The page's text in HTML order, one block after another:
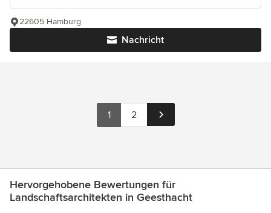
Nachricht
22605 Hamburg
1 2
Hervorgehobene Bewertungen für
Landschaftsarchitekten in Geesthacht